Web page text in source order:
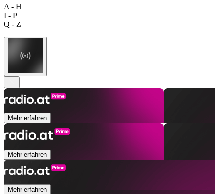
A - H
I - P
Q - Z
Mehr erfahren
Mehr erfahren
Mehr erfahren